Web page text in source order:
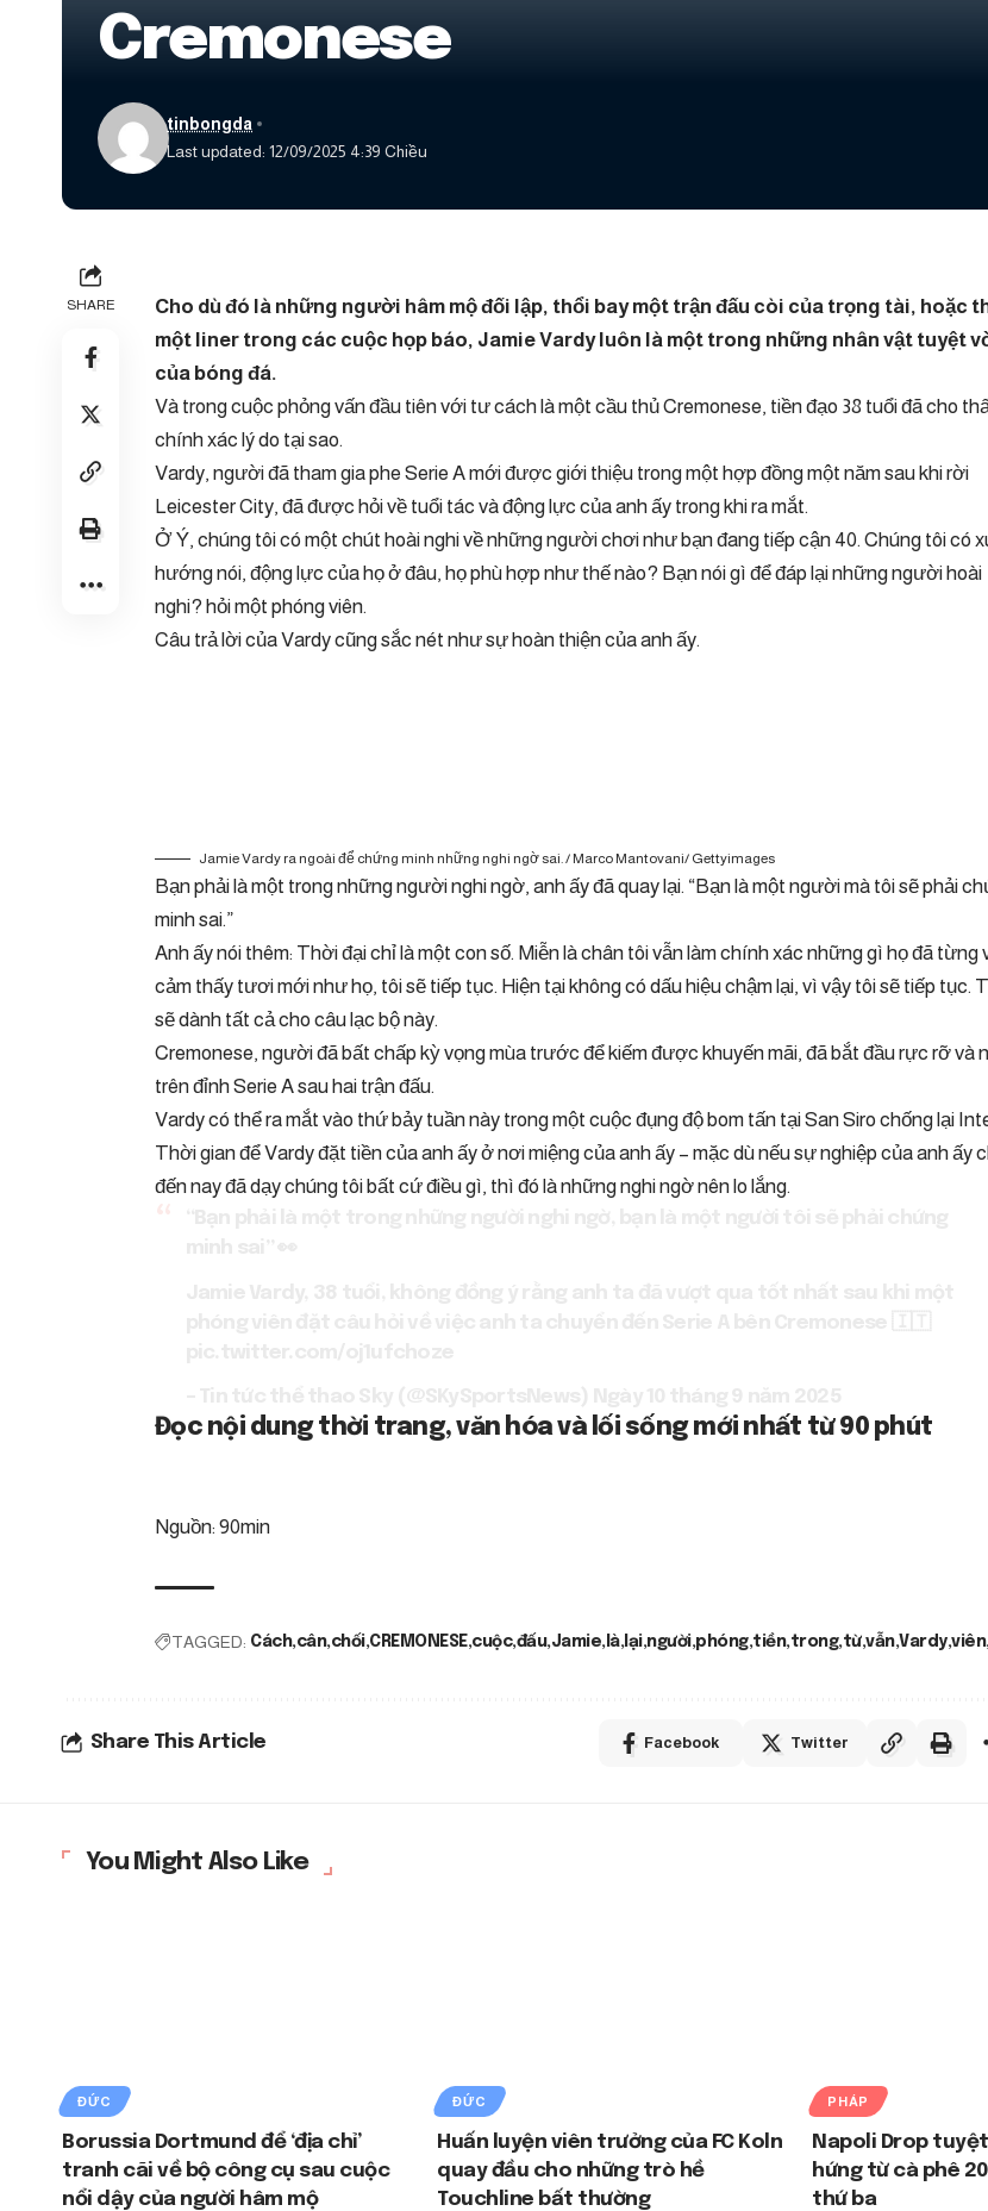
Cremonese
Last updated: 12/09/2025 4:39 Chiều
tinbongda
SHARE
Cho dù đó là những người hâm mộ đối lập, thổi bay một trận đấu còi của trọng tài, hoặc
một liner trong các cuộc họp báo, Jamie Vardy luôn là một trong những nhân vật tuyệt
của bóng đá.
Và trong cuộc phỏng vấn đầu tiên với tư cách là một cầu thủ Cremonese, tiền đạo 38 tuổi đã cho
chính xác lý do tại sao.
Vardy, người đã tham gia phe Serie A mới được giới thiệu trong một hợp đồng một năm sau khi rời
Leicester City, đã được hỏi về tuổi tác và động lực của anh ấy trong khi ra mắt.
Ở Ý, chúng tôi có một chút hoài nghi về những người chơi như bạn đang tiếp cận 40. Chúng tôi có
hướng nói, động lực của họ ở đâu, họ phù hợp như thế nào? Bạn nói gì để đáp lại những người hoài
nghi? hỏi một phóng viên.
Câu trả lời của Vardy cũng sắc nét như sự hoàn thiện của anh ấy.
Jamie Vardy ra ngoài để chứng minh những nghi ngờ sai. / Marco Mantovani/ Gettyimages
Bạn phải là một trong những người nghi ngờ, anh ấy đã quay lại. “Bạn là một người mà tôi sẽ phải
minh sai.”
Anh ấy nói thêm: Thời đại chỉ là một con số. Miễn là chân tôi vẫn làm chính xác những gì họ đã từng
cảm thấy tươi mới như họ, tôi sẽ tiếp tục. Hiện tại không có dấu hiệu chậm lại, vì vậy tôi sẽ tiếp tục.
sẽ dành tất cả cho câu lạc bộ này.
Cremonese, người đã bất chấp kỳ vọng mùa trước để kiếm được khuyến mãi, đã bắt đầu rực rỡ và
trên đỉnh Serie A sau hai trận đấu.
Vardy có thể ra mắt vào thứ bảy tuần này trong một cuộc đụng độ bom tấn tại San Siro chống lại
Thời gian để Vardy đặt tiền của anh ấy ở nơi miệng của anh ấy – mặc dù nếu sự nghiệp của anh ấy
đến nay đã dạy chúng tôi bất cứ điều gì, thì đó là những nghi ngờ nên lo lắng.
Đọc nội dung thời trang, văn hóa và lối sống mới nhất từ ​​90 phút
Nguồn: 90min
TAGGED: Cách cân chối CREMONESE cuộc đấu Jamie là lại người phóng tiền trong từ vẫn Vardy viên
Share This Article Facebook Twitter
You Might Also Like
ĐỨC
Borussia Dortmund để ‘địa chỉ’
tranh cãi về bộ công cụ sau cuộc
nổi dậy của người hâm mộ
ĐỨC
Huấn luyện viên trưởng của FC Koln
quay đầu cho những trò hề
Touchline bất thường
PHÁP
Napoli Drop
hứng từ cà phê
thứ ba